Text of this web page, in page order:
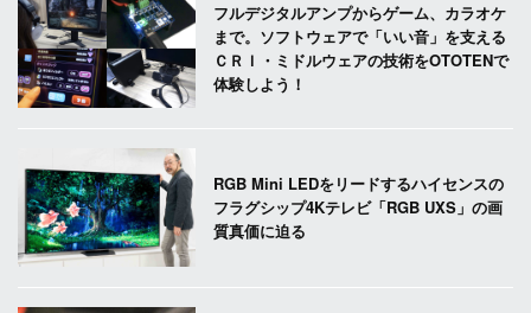
フルデジタルアンプからゲーム、カラオケ
まで。ソフトウェアで「いい音」を支える
ＣＲＩ・ミドルウェアの技術をOTOTENで
体験しよう！
RGB Mini LEDをリードするハイセンスの
フラグシップ4Kテレビ「RGB UXS」の画
質真価に迫る